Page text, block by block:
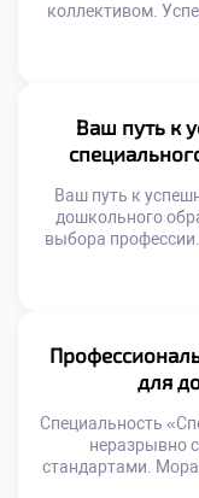
коллективом.
Эффективное
подготовки
учреждении
важны
Ваш путь к
Ваш путь к
дошкольного
выбора профессии.
реальными
компетенций.
для
Специальность
неразрывно
стандартами.